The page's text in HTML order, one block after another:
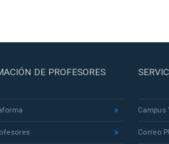
DE PROFESORES
Campus
Correo